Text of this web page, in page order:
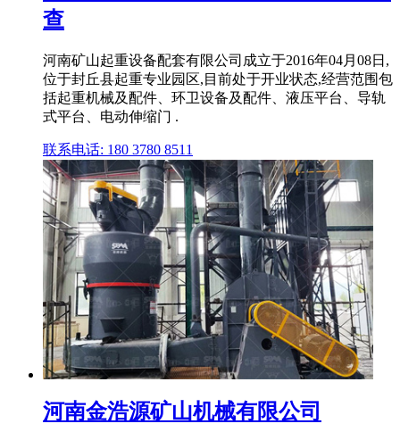
查
河南矿山起重设备配套有限公司成立于2016年04月08日,
位于封丘县起重专业园区,目前处于开业状态,经营范围包
括起重机械及配件、环卫设备及配件、液压平台、导轨
式平台、电动伸缩门 .
联系电话: 180 3780 8511
河南金浩源矿山机械有限公司